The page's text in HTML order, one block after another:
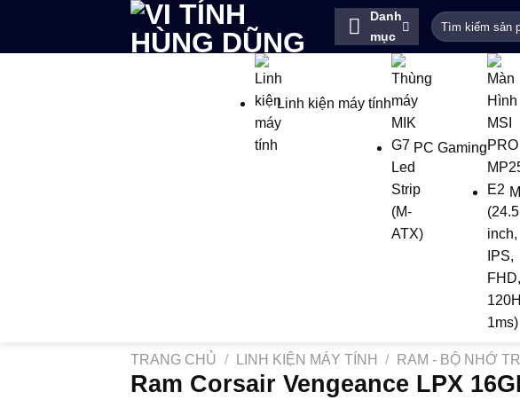
nội
Danh
mục
Tìm
kiếm:
Linh kiện máy tính
PC Gaming
TRANG CHỦ / LINH KIỆN MÁY TÍNH / RAM - BỘ NHỚ
Ram Corsair Vengeance LPX